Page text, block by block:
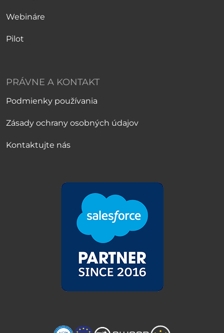
Webináre
Pilot
PRÁVNE A KONTAKT
Podmienky používania
Zásady ochrany osobných údajov
Kontaktujte nás